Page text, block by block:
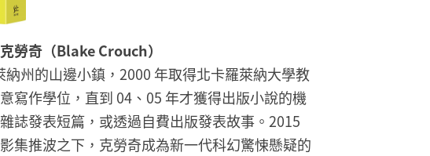
勞奇（Blake Crouch）
納州的山邊小鎮，2000 年取得北卡羅萊納大學教
寫作學位，直到 04、05 年才獲得出版小說的機
誌發表短篇，或透過自費出版發表故事。2015
集推波之下，克勞奇成為新一代科幻驚悚懸疑的